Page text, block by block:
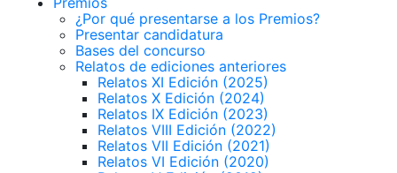
¿Por qué presentarse a los Premios?
Presentar candidatura
Bases del concurso
Relatos de ediciones anteriores
Relatos XI Edición (2025)
Relatos X Edición (2024)
Relatos IX Edición (2023)
Relatos VIII Edición (2022)
Relatos VII Edición (2021)
Relatos VI Edición (2020)